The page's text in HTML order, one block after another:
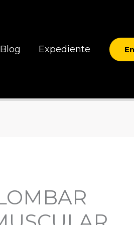
Blog Expediente